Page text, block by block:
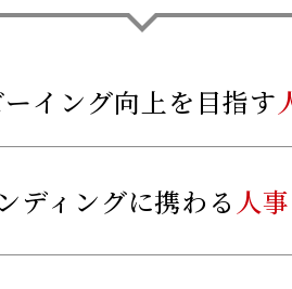
イング向上を目指す
ディングに携わる 人